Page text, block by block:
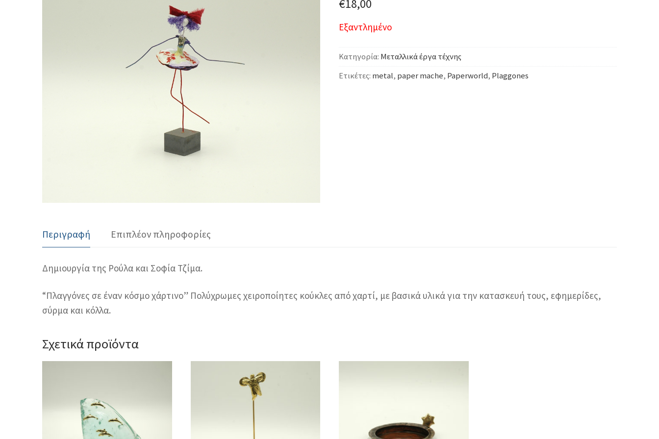
€18,00
Εξαντλημένο
Κατηγορία: Μεταλλικά έργα τέχνης
Ετικέτες: metal, paper mache, Paperworld, Plaggones
Περιγραφή Επιπλέον πληροφορίες
Δημιουργία της Ρούλα και Σοφία Τζίμα.
“Πλαγγόνες σε έναν κόσμο χάρτινο” Πολύχρωμες χειροποίητες κούκλες από χαρτί, με βασικά υλικά για την κατασκευή τους, εφημερίδες,
σύρμα και κόλλα.
Σχετικά προϊόντα